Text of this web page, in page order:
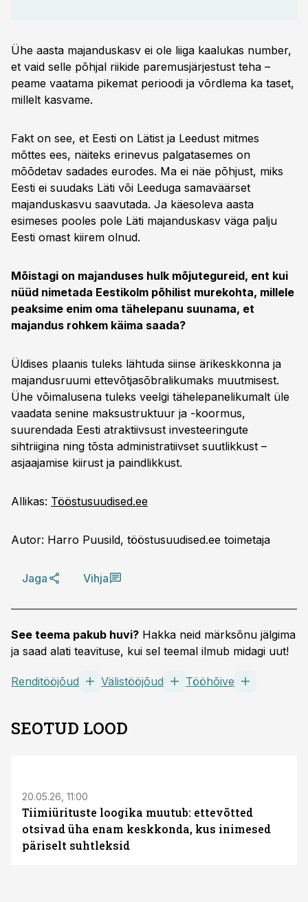
Ühe aasta majanduskasv ei ole liiga kaalukas number,
et vaid selle põhjal riikide paremusjärjestust teha –
peame vaatama pikemat perioodi ja võrdlema ka taset,
millelt kasvame.
Fakt on see, et Eesti on Lätist ja Leedust mitmes
mõttes ees, näiteks erinevus palgatasemes on
mõõdetav sadades eurodes. Ma ei näe põhjust, miks
Eesti ei suudaks Läti või Leeduga samaväärset
majanduskasvu saavutada. Ja käesoleva aasta
esimeses pooles pole Läti majanduskasv väga palju
Eesti omast kiirem olnud.
Mõistagi on majanduses hulk mõjutegureid, ent kui
nüüd nimetada Eestikolm põhilist murekohta, millele
peaksime enim oma tähelepanu suunama, et
majandus rohkem käima saada?
Üldises plaanis tuleks lähtuda siinse ärikeskkonna ja
majandusruumi ettevõtjasõbralikumaks muutmisest.
Ühe võimalusena tuleks veelgi tähelepanelikumalt üle
vaadata senine maksustruktuur ja -koormus,
suurendada Eesti atraktiivsust investeeringute
sihtriigina ning tõsta administratiivset suutlikkust –
asjaajamise kiirust ja paindlikkust.
Allikas: Tööstusuudised.ee
Autor: Harro Puusild, tööstusuudised.ee toimetaja
Jaga Vihja
See teema pakub huvi? Hakka neid märksõnu jälgima
ja saad alati teavituse, kui sel teemal ilmub midagi uut!
Renditööjõud Välistööjõud Tööhõive
SEOTUD LOOD
20.05.26, 11:00
Tiimiürituste loogika muutub: ettevõtted
otsivad üha enam keskkonda, kus inimesed
päriselt suhtleksid